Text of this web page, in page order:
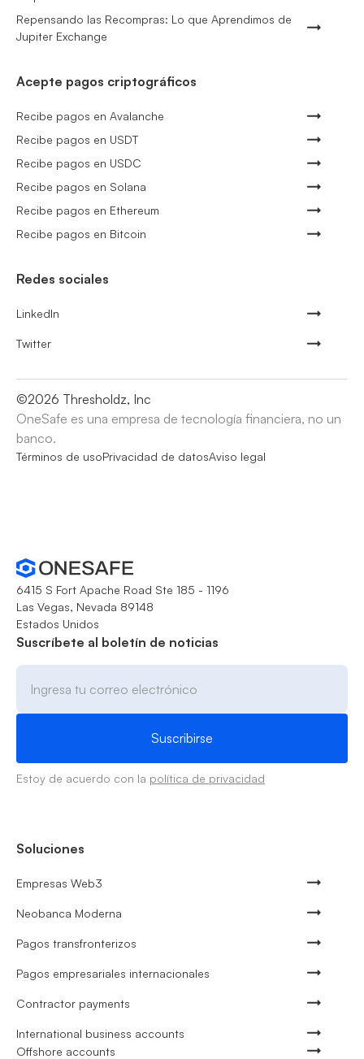
Repensando las Recompras: Lo que Aprendimos de
Jupiter Exchange
Acepte pagos criptográficos
Recibe pagos en Avalanche
Recibe pagos en USDT
Recibe pagos en USDC
Recibe pagos en Solana
Recibe pagos en Ethereum
Recibe pagos en Bitcoin
Redes sociales
LinkedIn
Twitter
©2026 Thresholdz, Inc
OneSafe es una empresa de tecnología financiera, no un
banco.
Términos de usoPrivacidad de datosAviso legal
6415 S Fort Apache Road Ste 185 - 1196
Las Vegas, Nevada 89148
Estados Unidos
Suscríbete al boletín de noticias
Estoy de acuerdo con la política de privacidad
Soluciones
Empresas Web3
Neobanca Moderna
Pagos transfronterizos
Pagos empresariales internacionales
Contractor payments
International business accounts
Offshore accounts